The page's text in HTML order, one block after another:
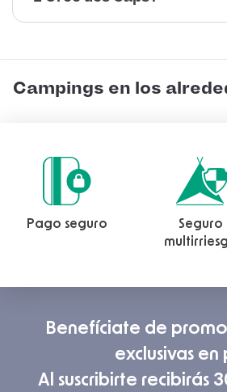
Campings en los
Pago seguro
Seguro
Benefíciate de
exclusivas en
Al suscribirte recibirás